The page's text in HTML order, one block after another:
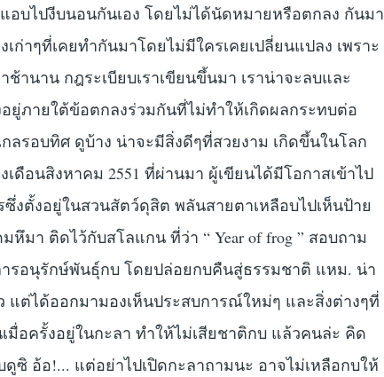
อบไปงีบนอนกันเอง โดยไม่ได้นัดหมายหรือตกลง กันมา
ก่าๆที่เคยทำกันมาโดยไม่มีใครเคยเปลี่ยนแปลง เพราะ
านาน กฎระเบียบเราเขียนขึ้นมา เราน่าจะลบและ
ยู่ภายใต้ข้อตกลงร่วมกันที่ไม่ทำให้เกิดผลกระทบต่อ
ลรอบทิศ ดูบ้าง น่าจะมีสิ่งดีๆที่สวยงาม เกิดขึ้นในโลก
เดือนสิงหาคม 2551 ที่ผ่านมา ผู้เขียนได้มีโอกาสเข้าไป
งตั้งอยู่ในสวนสัตว์ดุสิต พลันสายตาเหลือบไปเห็นป้าย
มา ติดไว้กับสโลแกน ที่ว่า “ Year of frog ” สอบถาม
รอนุรักษ์พันธุ์กบ โดยปล่อยกบคืนสู่ธรรมชาติ แหม. น่า
แต่ได้ออกมามองเห็นประสบการณ์ใหม่ๆ และสิ่งต่างๆที่
มื่อครั้งอยู่ในกะลา ทำให้ไม่เสียชาติกบ แล้วคนล่ะ คิด
ซิ อ้อ!... แต่อย่าไปเปิดกะลาถามนะ อาจไม่เหลือกบให้